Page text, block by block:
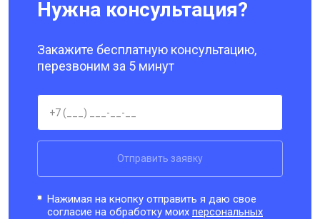
Нужна консультация?
Закажите бесплатную консультацию,
перезвоним за 5 минут
Отправить заявку
Нажимая на кнопку отправить я даю свое
согласие на обработку моихперсональных